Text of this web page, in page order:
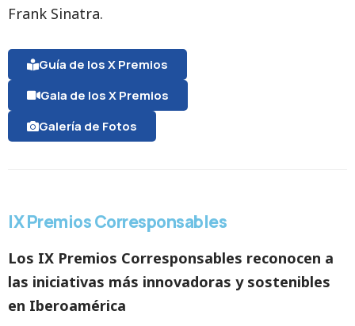
Frank Sinatra.
Guía de los X Premios
Gala de los X Premios
Galería de Fotos
IX Premios Corresponsables
Los IX Premios Corresponsables reconocen a
las iniciativas más innovadoras y sostenibles
en Iberoamérica